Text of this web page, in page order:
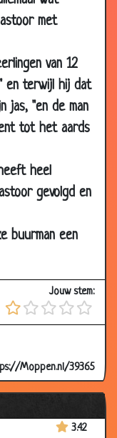
met
van 12
en terwijl hij dat
jas, "en de man
tot het aards
heel
gevolgd en
buurman een
Jouw stem:
Moppen.nl/39365
3.77
3.65
3.48
3.63
3.42